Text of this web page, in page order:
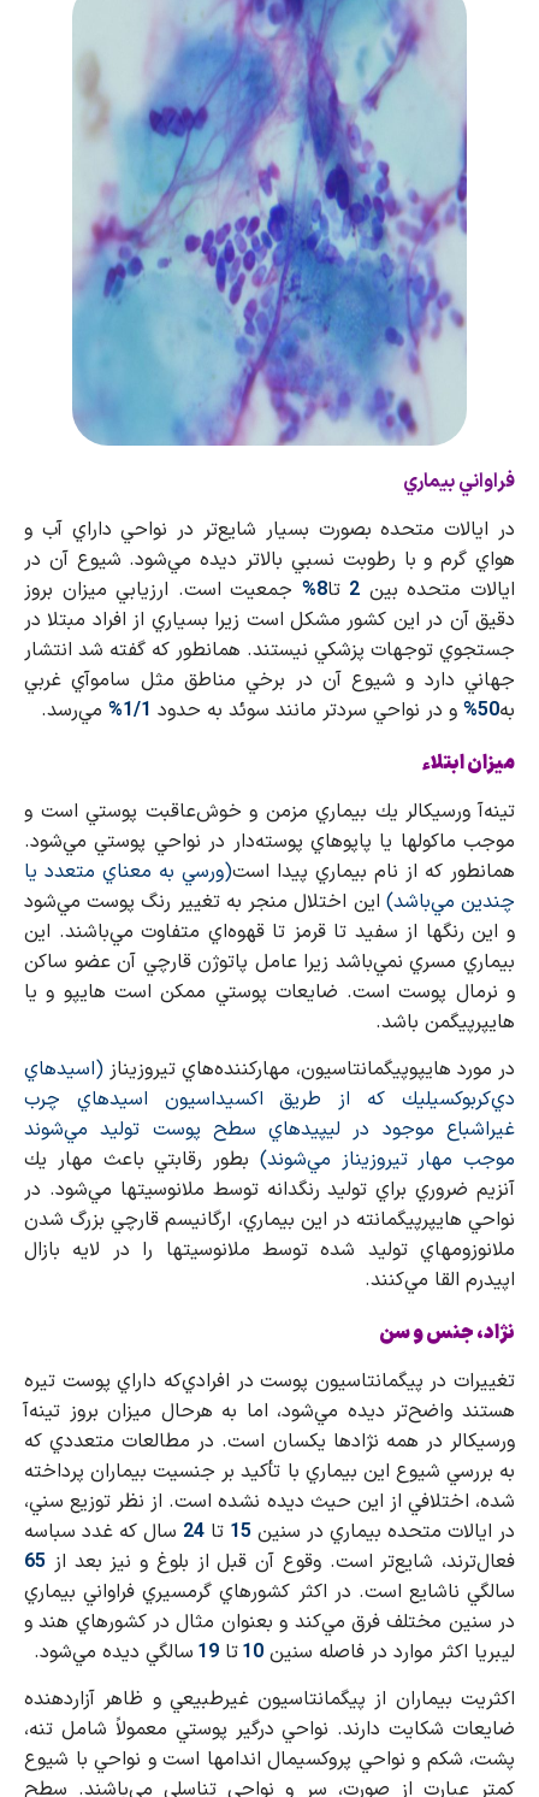
فراواني بيماري
در ايالات متحده بصورت بسيار شايع‌تر در نواحي داراي آب و
هواي گرم و با رطوبت نسبي بالاتر ديده مي‌شود. شيوع آن در
ايالات متحده بين 2 تا8%
جمعيت است. ارزيابي ميزان بروز
دقيق آن در اين كشور مشكل است زيرا بسياري از افراد مبتلا در
جستجوي توجهات پزشكي نيستند. همانطور كه گفته شد انتشار
جهاني دارد و شيوع آن در برخي مناطق مثل ساموآي غربي
به50% و در نواحي سردتر مانند سوئد به حدود 1/1% مي‌رسد.
ميزان ابتلاء
تينه‌آ ورسيكالر يك بيماري مزمن و خوش‌عاقبت پوستي است و
موجب ماكولها يا پاپوهاي پوسته‌دار در نواحي پوستي مي‌شود.
همانطور كه از نام بيماري پيدا است(ورسي به معناي متعدد يا
چندين مي‌باشد) اين اختلال منجر به تغيير رنگ پوست مي‌شود
و اين رنگها از سفيد تا قرمز تا قهوه‌اي متفاوت مي‌باشند. اين
بيماري مسري نمي‌باشد زيرا عامل پاتوژن قارچي آن عضو ساكن
و نرمال پوست است. ضايعات پوستي ممكن است هايپو و يا
هايپرپيگمن باشد.
در مورد هايپوپيگمانتاسيون، مهاركننده‌هاي تيروزيناز (اسيدهاي
دي‌كربوكسيليك كه از طريق اكسيداسيون اسيدهاي چرب
غيراشباع موجود در ليپيدهاي سطح پوست توليد مي‌شوند
موجب مهار تيروزيناز مي‌شوند) بطور رقابتي باعث مهار يك
آنزيم ضروري براي توليد رنگدانه توسط ملانوسيتها مي‌شود. در
نواحي هايپرپيگمانته در اين بيماري، ارگانيسم قارچي بزرگ شدن
ملانوزومهاي توليد شده توسط ملانوسيتها را در لايه بازال
اپيدرم القا مي‌كنند.
نژاد، جنس و سن
تغييرات در پيگمانتاسيون پوست در افرادي‌كه داراي پوست تيره
هستند واضح‌تر ديده مي‌شود، اما به هرحال ميزان بروز تينه‌آ
ورسيكالر در همه نژادها يكسان است. در مطالعات متعددي كه
به بررسي شيوع اين بيماري با تأكيد بر جنسيت بيماران پرداخته
شده، اختلافي از اين حيث ديده نشده است. از نظر توزيع سني،
در ايالات متحده بيماري در سنين 15 تا 24 سال كه غدد سباسه
فعال‌ترند، شايع‌تر است. وقوع آن قبل از بلوغ و نيز بعد از 65
سالگي ناشايع است. در اكثر كشورهاي گرمسيري فراواني بيماري
در سنين مختلف فرق مي‌كند و بعنوان مثال در كشورهاي هند و
ليبريا اكثر موارد در فاصله سنين 10تا 19 سالگي ديده مي‌شود.
اكثريت بيماران از پيگمانتاسيون غيرطبيعي و ظاهر آزاردهنده
ضايعات شكايت دارند. نواحي درگير پوستي معمولاً شامل تنه،
پشت، شكم و نواحي پروكسيمال اندامها است و نواحي با شيوع
كمتر عبارت از صورت، سر و نواحي تناسلي مي‌باشند. سطح